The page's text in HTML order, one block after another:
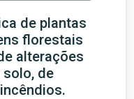
de plantas
florestais
alterações
de